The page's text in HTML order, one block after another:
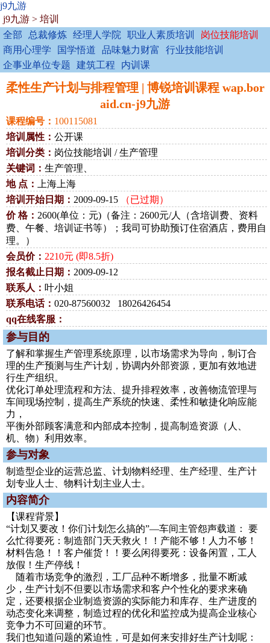
j9九游
j9九游 > 培训
全部
总裁修炼 经理人学院 职业人素质培训
岗位技能培训
商用心理学
国学悟道 品味魅力财富
行业技能培训
企事业单位专题
建筑工程 内训课
柔性生产计划与排程管理 | 博锐培训课程 wap.bor
aid.cn-j9九游
课程编号： 100115081
培训属性： 公开课
培训分类： 岗位技能培训 / 生产管理
关键词： 生产管理、
地 点：
上海上海
培训开始日期： 2009-09-15
（已过期）
价 格： 2600(单位：元)（备注：2600元/人（含培训费、资料
费、午餐、培训证书等）；我司可协助预订住宿酒店，费用自
理。）
会员价： 2210元 (即8.5折)
报名截止日期： 2009-09-12
联系人： 叶小姐
联系电话： 020-87560032 18026426454
qq在线客服：
参与目的
了解和掌握生产管理系统原理，以市场需求为导向，制订合
理的生产预测与生产计划，协调内外部资源，更加有效地进
行生产组织。
优化订单处理流程和方法、提升排程效率，改善物流管理与
车间现场控制，提高生产系统的快速、柔性和敏捷化响应能
力，
平衡外部顾客满意和内部成本控制，提高制造资源（人、
机、物）利用效率。
参与对象
制造型企业的运营总监、计划物料经理、生产经理、生产计
划专业人士、物料计划主业人士。
内容简介
【课程背景】
“计划又要改！你们计划怎么搞的”—车间主管怨声载道： 要
么忙得要死：制造部门天天救火！！产能不够！人力不够！
材料告急！！客户催货！！要么闲得要死：设备闲置，工人
放假！生产停线！
随着市场竞争的激烈，工厂品种不断增多，批量不断减
少，生产计划不但要以市场需求和客户个性化的要求来确
定，还要根据企业制造资源的实际能力和库存、生产进度的
动态变化来调整，制造过程的优化和监控成为提高企业核心
竞争力不可回避的环节。
我们也知道问题的紧迫性，可是如何来安排好生产计划呢：